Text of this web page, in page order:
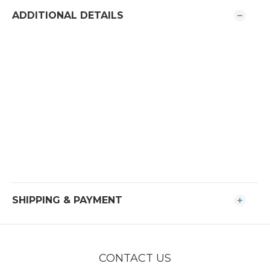
ADDITIONAL DETAILS
SHIPPING & PAYMENT
CONTACT US